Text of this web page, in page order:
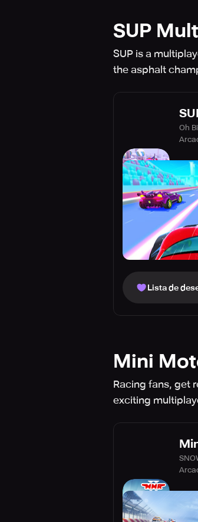
SUP
SUP is a
the asphalt
Oh
Lista de
Mini
Racing fans, get
exciting